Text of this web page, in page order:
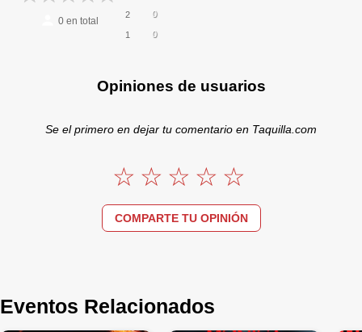
0en total
2 0
1 0
Opiniones de usuarios
Se el primero en dejar tu comentario en Taquilla.com
COMPARTE TU OPINIÓN
Eventos Relacionados